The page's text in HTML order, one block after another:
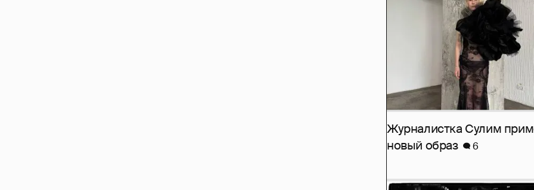
Журналистка Сулим
новый образ
6